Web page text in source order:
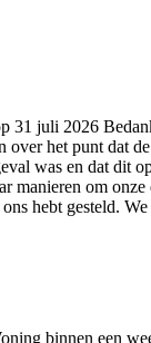
31 juli 2026
over het punt dat
was en dat dit
manieren om
hebt gesteld.
binnen een